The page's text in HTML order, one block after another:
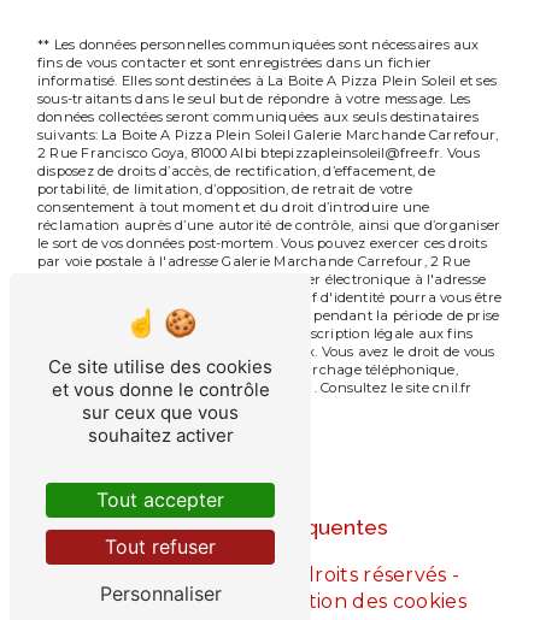
** Les données personnelles communiquées sont nécessaires aux
fins de vous contacter et sont enregistrées dans un fichier
informatisé. Elles sont destinées à La Boite A Pizza Plein Soleil et ses
sous-traitants dans le seul but de répondre à votre message. Les
données collectées seront communiquées aux seuls destinataires
suivants: La Boite A Pizza Plein Soleil Galerie Marchande Carrefour,
2 Rue Francisco Goya, 81000 Albi btepizzapleinsoleil@free.fr. Vous
disposez de droits d’accès, de rectification, d’effacement, de
portabilité, de limitation, d’opposition, de retrait de votre
consentement à tout moment et du droit d’introduire une
réclamation auprès d’une autorité de contrôle, ainsi que d’organiser
le sort de vos données post-mortem. Vous pouvez exercer ces droits
par voie postale à l'adresse Galerie Marchande Carrefour, 2 Rue
Francisco Goya, 81000 Albi ou par courrier électronique à l'adresse
btepizzapleinsoleil@free.fr. Un justificatif d'identité pourra vous être
demandé. Nous conservons vos données pendant la période de prise
de contact puis pendant la durée de prescription légale aux fins
probatoires et de gestion des contentieux. Vous avez le droit de vous
inscrire sur la liste d'opposition au démarchage téléphonique,
disponible à cette adresse:Bloctel.gouv.fr. Consultez le site cnil.fr
pour plus d’informations sur vos droits.
Recherches fréquentes
- 2026 - Tous droits réservés -
Mentions légales
Gestion des cookies
Ce site utilise des cookies
et vous donne le contrôle
sur ceux que vous
souhaitez activer
Tout accepter
Tout refuser
Personnaliser